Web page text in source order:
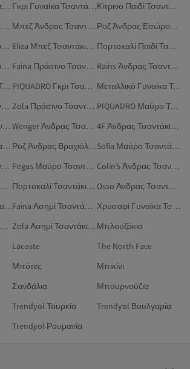
Mavi Πράσινο Τσαντάκια Μέσης
Γκρι Γυναίκα Τσαντάκια Μέσης
Κίτρινο Παιδί Τσαντάκια Μέσης
Μωβ Άνδρας Τσαντάκια Μέσης
Μπεζ Άνδρας Τσαντάκια Μέσης
Ροζ Άνδρας Εσώρουχα & Νυχτικά
Πράσινο Άνδρας Τσαντάκια Μέσης
Eliza Μπεζ Τσαντάκια Μέσης
Πορτοκαλί Παιδί Τσαντάκια Μέσης
Μαύρο Άνδρας Τσαντάκια Μέσης
Faina Πράσινο Τσαντάκια Μέσης
Rains Άνδρας Τσαντάκια Μέσης
Τυρκουάζ Γυναίκα Τσαντάκια Μέσης
PIQUADRO Γκρι Τσαντάκια Μέσης
Μεταλλικό Γυναίκα Τσαντάκια Μέσης
Evendi Μαύρο Τσαντάκια Μέσης
Zola Πράσινο Τσαντάκια Μέσης
PIQUADRO Μαύρο Τσαντάκια Μέσης
Troika Γυναίκα Τσαντάκια Μέσης
Wenger Άνδρας Τσαντάκια Μέσης
4F Άνδρας Τσαντάκια Μέσης
Τυρκουάζ Παιδί Τσαντάκια Μέσης
Ροζ Άνδρας Βραχιόλια Μπιζού
Sofia Μαύρο Τσαντάκια Μέσης
Μπλε Γυναίκα Τσαντάκια Μέσης
Pegas Μαύρο Τσαντάκια Μέσης
Colin’s Άνδρας Τσαντάκια Μέσης
Mavi Γυναίκα Τσαντάκια Μέσης
Πορτοκαλί Τσαντάκια Μέσης
Osso Άνδρας Τσαντάκια Μέσης
David Jones Ροζ Τσαντάκια Μέσης
Faina Ασημί Τσαντάκια Μέσης
Χρυσαφί Γυναίκα Τσαντάκια Μέσης
Eliza Γυναίκα Τσαντάκια Μέσης
Zola Ασημί Τσαντάκια Μέσης Μπλουζάκια
Lacoste
The North Face
Μπότες
Μπικίνι
Σανδάλια
Μπουρνούζια
Trendyol Τουρκία
Trendyol Βουλγαρία
Trendyol Ρουμανία